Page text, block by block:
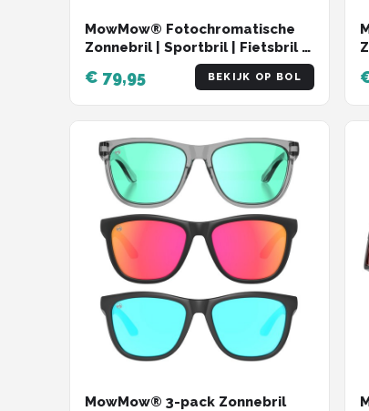
MowMow® Fotochromatische
Zonnebril | Sportbril | Fietsbril |
Wintersport | LuxaLens |
WIZARD-006
€ 79,95 BEKIJK OP BOL
MowMow® 3-pack Zonnebril